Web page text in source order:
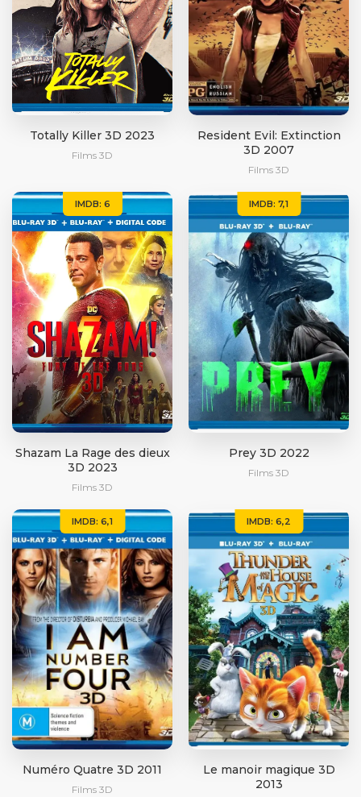
Totally Killer 3D 2023
Films 3D
Resident Evil: Extinction
3D 2007
Films 3D
IMDB: 6
Shazam La Rage des dieux
3D 2023
Films 3D
IMDB: 7,1
Prey 3D 2022
Films 3D
IMDB: 6,1
Numéro Quatre 3D 2011
Films 3D
IMDB: 6,2
Le manoir magique 3D
2013